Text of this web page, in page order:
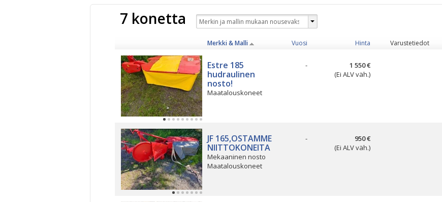
7 konetta
Merkki & Malli Vuosi Hinta Varustetiedot
Estre 185
hudraulinen
nosto!
Maatalouskoneet
-
1 550 €
(Ei ALV väh.)
JF 165,OSTAMME
NIITTOKONEITA
Mekaaninen nosto
Maatalouskoneet
-
950 €
(Ei ALV väh.)